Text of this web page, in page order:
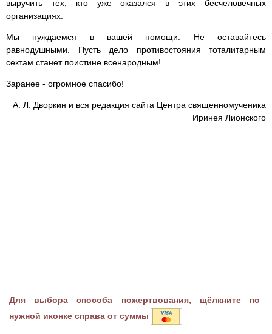
выручить тех, кто уже оказался в этих бесчеловечных
организациях.
Мы нуждаемся в вашей помощи. Не оставайтесь
равнодушными. Пусть дело противостояния тоталитарным
сектам станет поистине всенародным!
Заранее - огромное спасибо!
А. Л. Дворкин и вся редакция сайта Центра священномученика
Иринея Лионского
Для выбора способа пожертвования, щёлкните по
нужной иконке справа от суммы